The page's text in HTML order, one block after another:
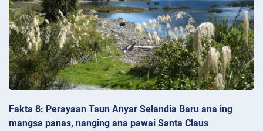
Fakta 8: Perayaan Taun Anyar Selandia Baru ana ing
mangsa panas, nanging ana pawai Santa Claus